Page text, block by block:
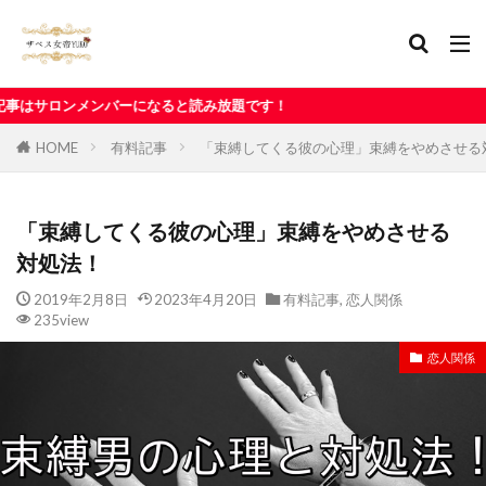
になると読み放題です！
HOME 有料記事 「束縛してくる彼の心理」束縛をやめさせ
「束縛してくる彼の心理」束縛をやめさせる
対処法！
2019年2月8日 2023年4月20日 有料記事, 恋人関係
235view
恋人関係